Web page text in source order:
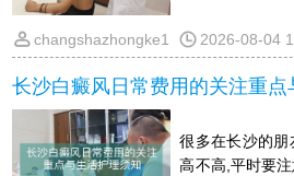
changshazhongke1 2026-08-04
长沙白癜风日常费用的关注重点
很多在长沙的朋
高不高,平时要